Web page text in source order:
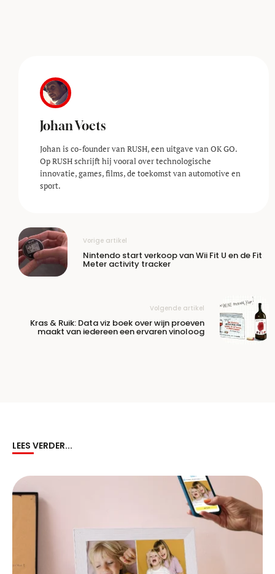
Johan Voets
Johan is co-founder van RUSH, een uitgave van OK GO.
Op RUSH schrijft hij vooral over technologische
innovatie, games, films, de toekomst van automotive en
sport.
Vorige artikel
Nintendo start verkoop van Wii Fit U en de Fit
Meter activity tracker
Volgende artikel
Kras & Ruik: Data viz boek over wijn proeven
maakt van iedereen een ervaren vinoloog
LEES VERDER...